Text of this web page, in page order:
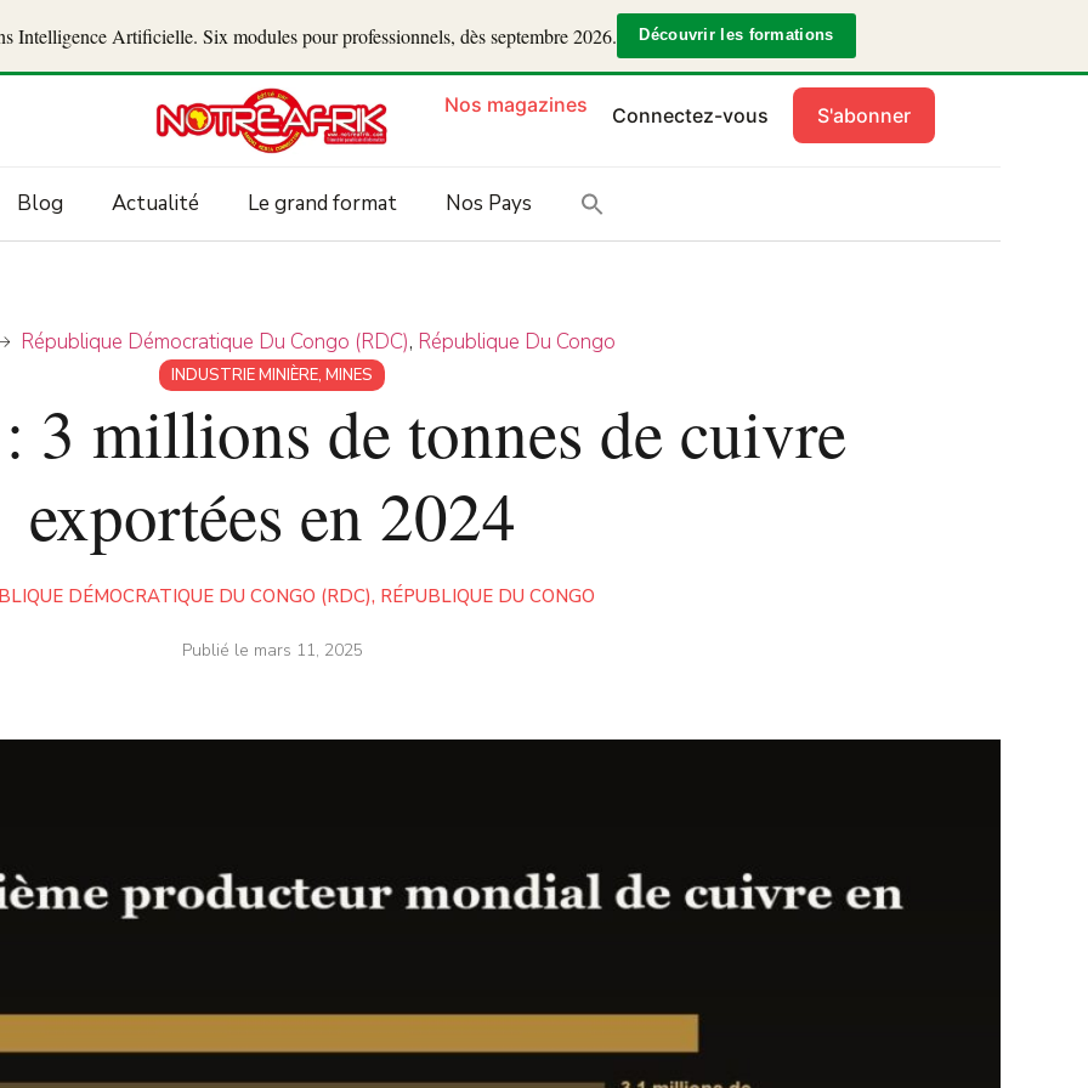
Artificielle. Six modules pour professionnels, dès septembre 2026. Découvrir les formations
Nos magazines Connectez-vous S'abonner
Blog Actualité Le grand format Nos Pays
République Démocratique Du Congo (RDC), République Du Congo
INDUSTRIE MINIÈRE, MINES
3 millions de tonnes de cuivre
exportées en 2024
DÉMOCRATIQUE DU CONGO (RDC), RÉPUBLIQUE DU CONGO
Publié le mars 11, 2025